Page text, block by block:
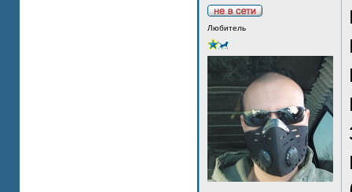
Любитель